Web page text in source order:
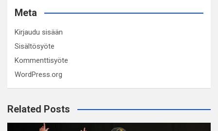
Meta
Kirjaudu sisään
Sisältösyöte
Kommenttisyöte
WordPress.org
Related Posts